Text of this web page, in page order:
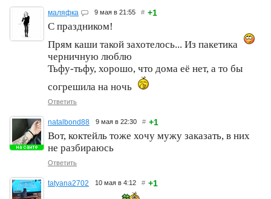
маляфка 9 мая в 21:55 # +1
С праздником!
Прям каши такой захотелось... Из пакетика
черничную люблю
Тьфу-тьфу, хорошо, что дома её нет, а то бы
согрешила на ночь
Ответить
natalbond88 9 мая в 22:30 # +1
Вот, коктейль тоже хочу мужу заказать, в них
не разбираюсь
Ответить
tatyana2702 10 мая в 4:12 # +1